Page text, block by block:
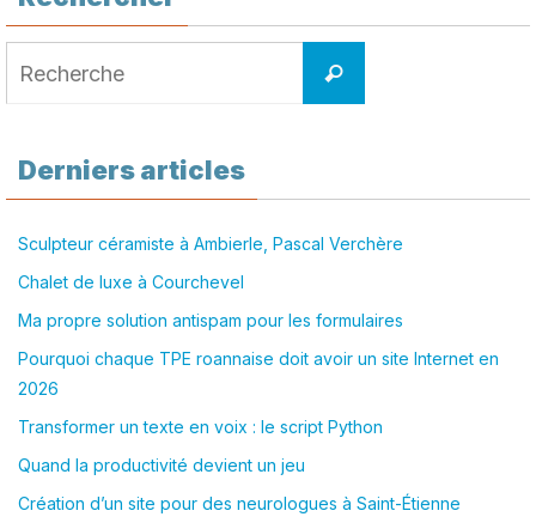
Recherche
Derniers articles
Sculpteur céramiste à Ambierle, Pascal Verchère
Chalet de luxe à Courchevel
Ma propre solution antispam pour les formulaires
Pourquoi chaque TPE roannaise doit avoir un site Internet en
2026
Transformer un texte en voix : le script Python
Quand la productivité devient un jeu
Création d’un site pour des neurologues à Saint-Étienne